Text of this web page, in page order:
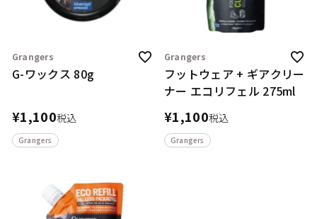
Grangers
G-ワックス 80g
¥1,100税込
Grangers
Grangers
フットウェア + ギアクリー
ナー エコリフェル 275ml
¥1,100税込
Grangers